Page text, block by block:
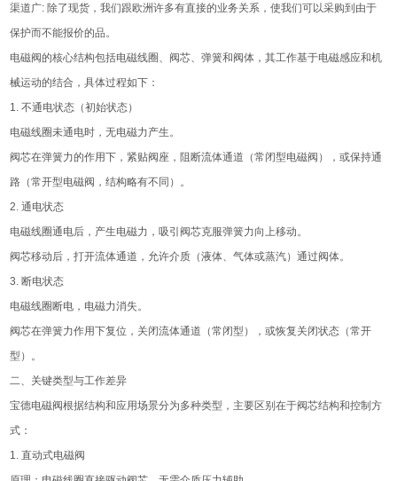
渠道广: 除了现货，我们跟欧洲许多有直接的业务关系，使我们可以采购到由于
保护而不能报价的品。
电磁阀的核心结构包括电磁线圈、阀芯、弹簧和阀体，其工作基于电磁感应和机
械运动的结合，具体过程如下：
1. 不通电状态（初始状态）
电磁线圈未通电时，无电磁力产生。
阀芯在弹簧力的作用下，紧贴阀座，阻断流体通道（常闭型电磁阀），或保持通
路（常开型电磁阀，结构略有不同）。
2. 通电状态
电磁线圈通电后，产生电磁力，吸引阀芯克服弹簧力向上移动。
阀芯移动后，打开流体通道，允许介质（液体、气体或蒸汽）通过阀体。
3. 断电状态
电磁线圈断电，电磁力消失。
阀芯在弹簧力作用下复位，关闭流体通道（常闭型），或恢复关闭状态（常开
型）。
二、关键类型与工作差异
宝德电磁阀根据结构和应用场景分为多种类型，主要区别在于阀芯结构和控制方
式：
1. 直动式电磁阀